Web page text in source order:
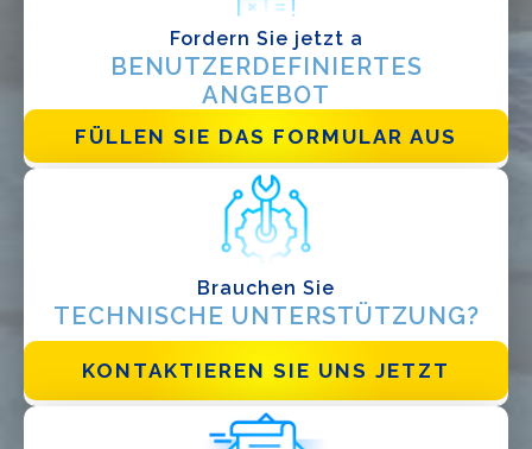
Fordern Sie jetzt a
BENUTZERDEFINIERTES
ANGEBOT
FÜLLEN SIE DAS FORMULAR AUS
Brauchen Sie
TECHNISCHE UNTERSTÜTZUNG?
KONTAKTIEREN SIE UNS JETZT
Andere
Datenschutzbestimmungen gelesen und akzeptiere
sie*